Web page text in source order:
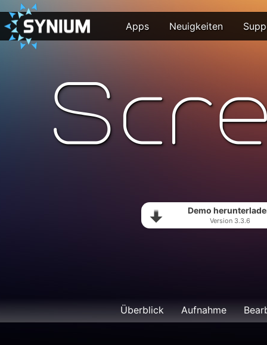
Apps Neuigkeiten
Demo
Version 3.3.6
Überblick Aufnahme